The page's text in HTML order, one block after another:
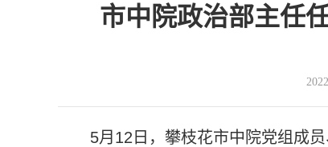
市中院政治部主任
5月12日，攀枝花市中院党组成